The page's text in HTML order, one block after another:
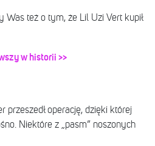
też o tym, że Lil Uzi Vert kupił
w historii >>
operację, dzięki której
Niektóre z „pasm” noszonych